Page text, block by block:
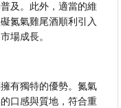
及。此外，適當的維
氮氣雞尾酒順利引入
場成長。
有獨特的優勢。氮氣
口感與質地，符合重